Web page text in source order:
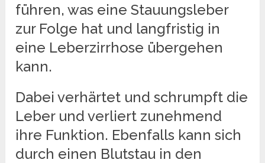
führen, was eine Stauungsleber
zur Folge hat und langfristig in
eine Leberzirrhose übergehen
kann.
Dabei verhärtet und schrumpft die
Leber und verliert zunehmend
ihre Funktion. Ebenfalls kann sich
durch einen Blutstau in den